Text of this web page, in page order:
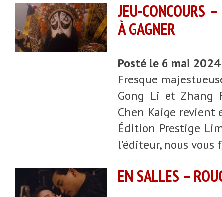
JEU-CONCOURS
À GAGNER
Posté le 6 mai
Fresque
Gong Li et Zhang
Chen Kaige revient
Édition Prestige
l'éditeur, nous vous
EN SALLES –